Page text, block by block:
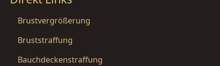
Brustvergrößerung
Bruststraffung
Bauchdeckenstraffung